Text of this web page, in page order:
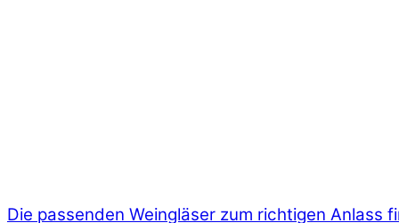
Die passenden Weingläser zum richtigen Anlass